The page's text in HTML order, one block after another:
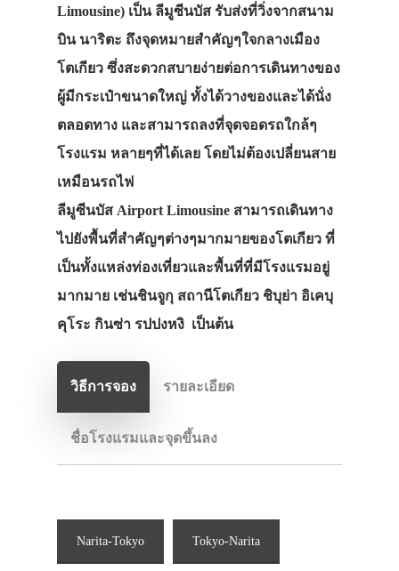
Limousine) เป็น ลีมูซีนบัส รับส่งที่วิ่งจากสนาม
บิน นาริตะ ถึงจุดหมายสำคัญๆใจกลางเมือง
โตเกียว ซึ่งสะดวกสบายง่ายต่อการเดินทางของ
ผู้มีกระเป๋าขนาดใหญ่ ทั้งได้วางของและได้นั่ง
ตลอดทาง และสามารถลงที่จุดจอดรถใกล้ๆ
โรงแรม หลายๆที่ได้เลย โดยไม่ต้องเปลี่ยนสาย
เหมือนรถไฟ
ลีมูซีนบัส Airport Limousine สามารถเดินทาง
ไปยังพื้นที่สำคัญๆต่างๆมากมายของโตเกียว ที่
เป็นทั้งแหล่งท่องเที่ยวและพื้นที่ที่มีโรงแรมอยู่
มากมาย เช่นชินจูกุ สถานีโตเกียว ชิบุย่า อิเคบุ
คุโระ กินซ่า รปปงหงิ เป็นต้น
วิธีการจอง รายละเอียด
ชื่อโรงแรมและจุดขึ้นลง
Narita-Tokyo Tokyo-Narita